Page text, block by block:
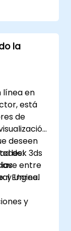
en la
la
línea en
está
de
deseen
3ds
Engine.
de:
entre
y Unreal
y